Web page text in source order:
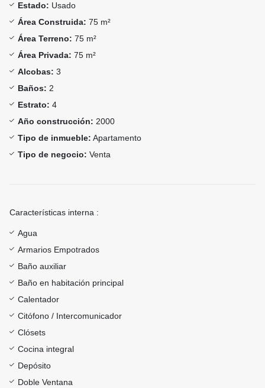
Estado: Usado
Área Construida: 75 m²
Área Terreno: 75 m²
Área Privada: 75 m²
Alcobas: 3
Baños: 2
Estrato: 4
Año construcción: 2000
Tipo de inmueble: Apartamento
Tipo de negocio: Venta
Características interna :
Agua
Armarios Empotrados
Baño auxiliar
Baño en habitación principal
Calentador
Citófono / Intercomunicador
Clósets
Cocina integral
Depósito
Doble Ventana